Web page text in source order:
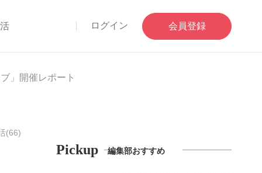
ログイン 会員登録
」開催レポート
(66)
Pickup 編集部おすすめ